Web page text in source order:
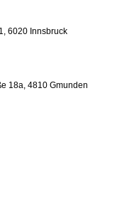
6020 Innsbruck
18a, 4810 Gmunden